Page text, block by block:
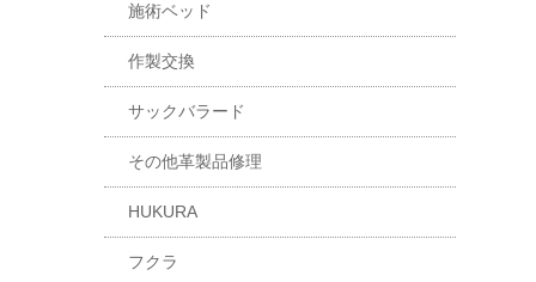
施術ベッド
作製交換
サックバラード
その他革製品修理
HUKURA
フクラ